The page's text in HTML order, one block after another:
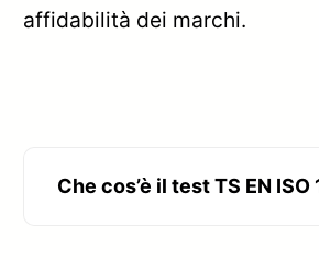
affidabilità dei marchi.
Che cos’è il test TS EN